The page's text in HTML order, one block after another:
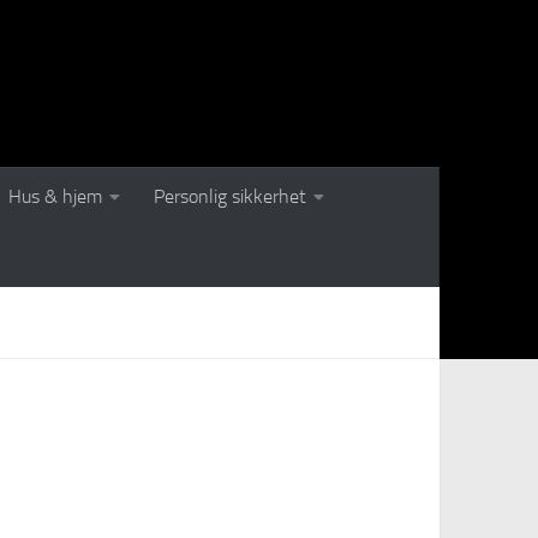
Hus & hjem Personlig sikkerhet